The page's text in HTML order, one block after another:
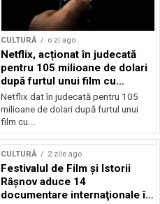
CULTURĂ o zi ago
Netflix, acționat în judecată
pentru 105 milioane de dolari
după furtul unui film cu
Nicolas Cage
Netflix dat în judecată pentru 105
milioane de dolari după furtul unui
film cu...
CULTURĂ 2 zile ago
Festivalul de Film şi Istorii
Râşnov aduce 14
documentare internaţionale în